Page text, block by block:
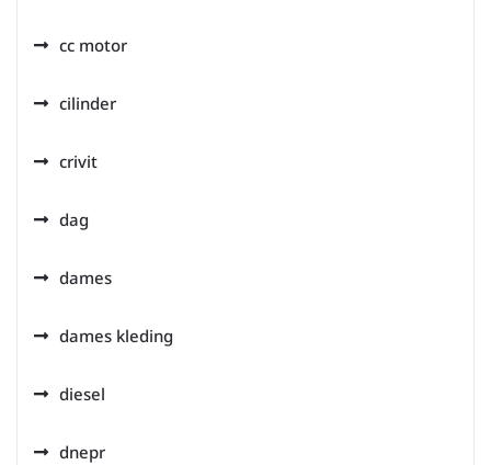
cc motor
cilinder
crivit
dag
dames
dames kleding
diesel
dnepr